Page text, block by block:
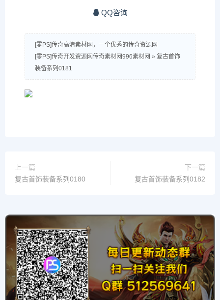
QQ咨询
[零PS]传奇高清素材网，一个优秀的传奇资源网
[零PS]传奇开发资源网传奇素材网996素材网 » 复古首饰
装备系列0181
上一篇
复古首饰装备系列0180
下一篇
复古首饰装备系列0182